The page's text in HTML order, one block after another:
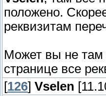
положено.
реквизитам
Может вы не там
странице все
[126] Vselen